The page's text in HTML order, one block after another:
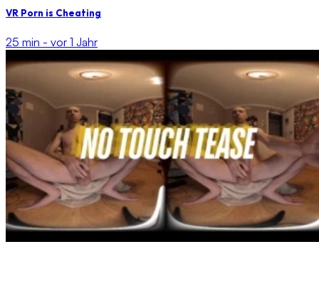
VR Porn is Cheating
25 min - vor 1 Jahr